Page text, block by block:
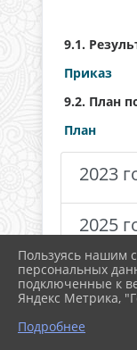
9.1.
Приказ
9.2. План
План
2023
2025
Пользуясь нашим
персональных
подключенные к
Яндекс Метрика,
Подробнее